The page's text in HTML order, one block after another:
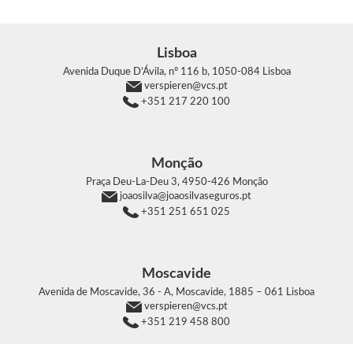
Lisboa
Avenida Duque D’Ávila, nº 116 b, 1050-084 Lisboa
verspieren@vcs.pt
+351 217 220 100
Monção
Praça Deu-La-Deu 3, 4950-426 Monção
joaosilva@joaosilvaseguros.pt
+351 251 651 025
Moscavide
Avenida de Moscavide, 36 - A, Moscavide, 1885 – 061 Lisboa
verspieren@vcs.pt
+351 219 458 800